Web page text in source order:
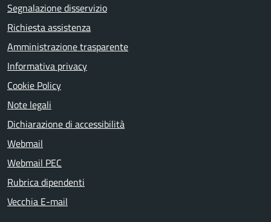
Segnalazione disservizio
Richiesta assistenza
Amministrazione trasparente
Informativa privacy
Cookie Policy
Note legali
Dichiarazione di accessibilità
Webmail
Webmail PEC
Rubrica dipendenti
Vecchia E-mail